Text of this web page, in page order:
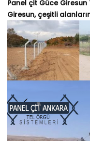
Panel çit Güce
Giresun, çeşitli